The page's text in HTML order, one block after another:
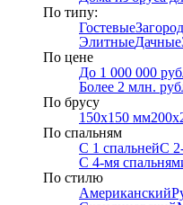
По типу:
Гостевые
ЭлитныеДачные
По цене
До 1 000 000
Более 2 млн.
По брусу
150х150 мм
По спальням
С 1 спальнейС
С 4-мя
По стилю
Американский